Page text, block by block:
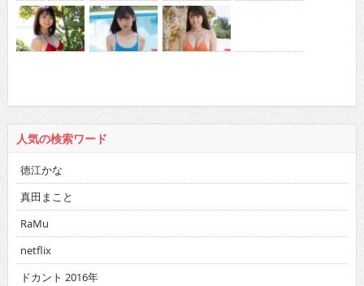
人気の検索ワード
徳江かな
真田まこと
RaMu
netflix
ドカント 2016年